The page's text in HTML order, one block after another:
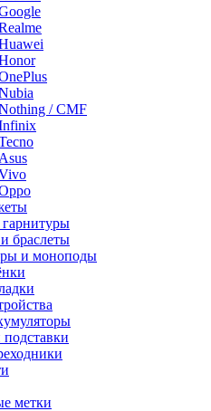
/ CMF
браслеты
и моноподы
метки